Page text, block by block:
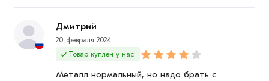
Дмитрий
20 февраля 2024
Товар куплен у нас
Металл нормальный, но надо брать с